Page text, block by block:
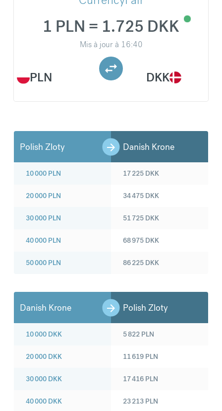
PLN
1 PLN = 1.725 DKK
Mis à jour à 16:40
DKK
Polish Zloty Danish Krone
10 000 PLN
20 000 PLN
30 000 PLN
40 000 PLN
50 000 PLN
17 225 DKK
34 475 DKK
51 725 DKK
68 975 DKK
86 225 DKK
Danish Krone Polish Zloty
10 000 DKK
20 000 DKK
30 000 DKK
40 000 DKK
5 822 PLN
11 619 PLN
17 416 PLN
23 213 PLN